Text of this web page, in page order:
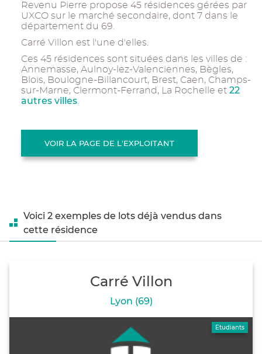
Revenu Pierre propose 45 résidences gérées par
UXCO sur le marché secondaire, dont 7 dans le
département du 69.
Carré Villon est l'une d'elles.
Ces 45 résidences sont situées dans les villes de :
Annemasse, Aulnoy-lez-Valenciennes, Bègles,
Blois, Boulogne-Billancourt, Brest, Caen, Champs-
sur-Marne, Clermont-Ferrand, La Rochelle et 22
autres villes
VOIR LA PAGE DE L'EXPLOITANT
Voici 2 exemples de lots déjà vendus dans
cette résidence
Carré Villon
Lyon (69)
Etudiants